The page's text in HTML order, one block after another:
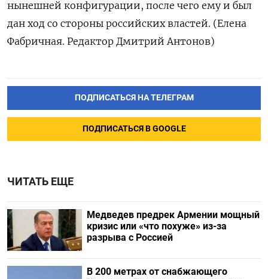
нынешней конфигурации, после чего ему и был
дан ход со стороны российских властей. (Елена
Фабричная. Редактор Дмитрий Антонов)
ПОДПИСАТЬСЯ НА ТЕЛЕГРАМ
ПОДПИСАТЬСЯ В GOOGLE
ЧИТАТЬ ЕЩЕ
Медведев предрек Армении мощный
кризис или «что похуже» из-за
разрыва с Россией
В 200 метрах от снабжающего